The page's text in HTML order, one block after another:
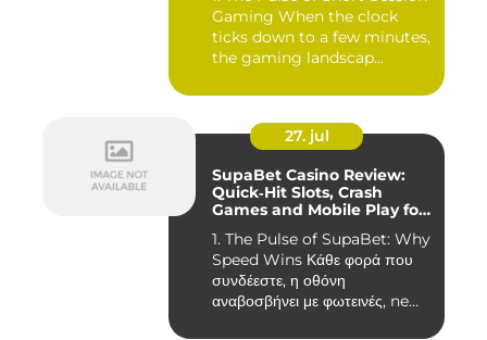
Gaming When the clock
ticks down to a few minutes,
the gaming landscap...
27. jul
SupaBet Casino Review:
Quick‑Hit Slots, Crash
Games and Mobile Play for
1. The Pulse of SupaBet: Why
Speed Wins Κάθε φορά που
συνδέεστε, η οθόνη
αναβοσβήνει με φωτεινές, ne...